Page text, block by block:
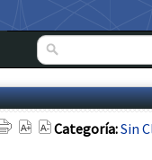
Categoría:Sin